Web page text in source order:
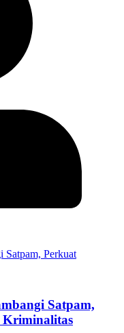
Satpam,
Kriminalitas